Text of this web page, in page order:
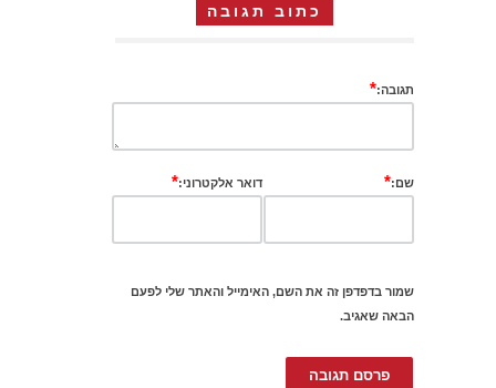
כתוב תגובה
תגובה:*
שם:* דואר אלקטרוני:*
שמור בדפדפן זה את השם, האימייל והאתר שלי לפעם
הבאה שאגיב.